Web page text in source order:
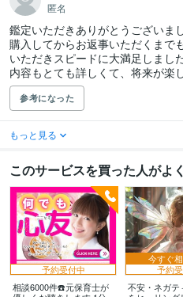
匿名
鑑定いただきありがとうございまし
購入してからお返事いただくまで
いただきスピードに大満足しました
内容もとても詳しくて、将来が楽
参考になった
もっと見る
このサービスを買った人がよ
予約受付中
相談6000件☎️元保育士が
今すぐ
予約
不安・ネガテ